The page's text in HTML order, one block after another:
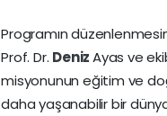
Programın
Prof. Dr. DenizAyas ve
misyonunun eğitim ve
daha yaşanabilir bir